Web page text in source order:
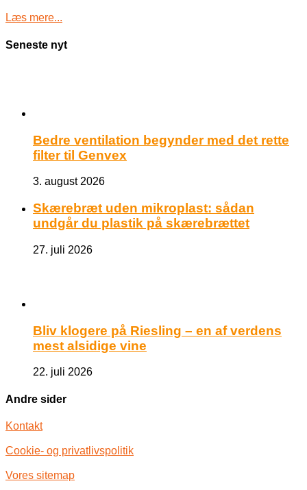
Læs mere...
Seneste nyt
Bedre ventilation begynder med det rette
filter til Genvex
3. august 2026
Skærebræt uden mikroplast: sådan
undgår du plastik på skærebrættet
27. juli 2026
Bliv klogere på Riesling – en af verdens
mest alsidige vine
22. juli 2026
Andre sider
Kontakt
Cookie- og privatlivspolitik
Vores sitemap